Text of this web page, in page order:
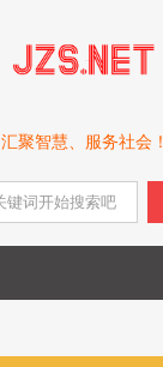
汇聚智慧、服务社会！